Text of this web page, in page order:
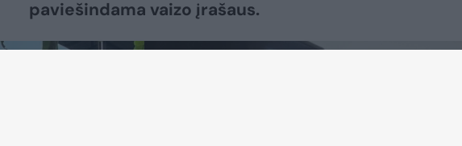
paviešindama vaizo įrašaus.